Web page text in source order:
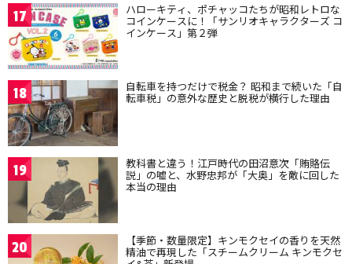
17 ハローキティ、ポチャッコたちが昭和レトロな
コインケースに！「サンリオキャラクターズ コ
インケース」第２弾
18 自転車を持つだけで税金？ 昭和まで続いた「自
転車税」の意外な歴史と脱税が横行した理由
19 教科書と違う！江戸時代の田沼意次「賄賂伝
説」の嘘と、水野忠邦が「大奥」を敵に回した
本当の理由
20 【季節・数量限定】キンモクセイの香りを天然
精油で再現した「スチームクリーム キンモクセ